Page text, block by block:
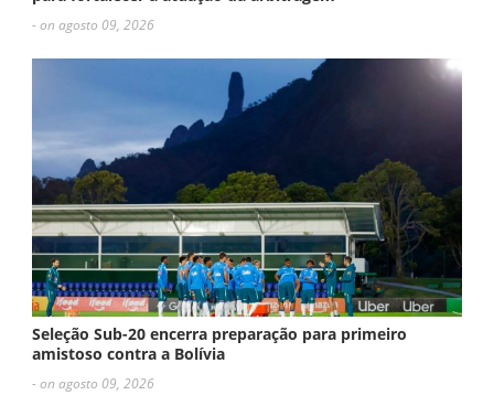
- on agosto 09, 2026
Seleção Sub-20 encerra preparação para primeiro
amistoso contra a Bolívia
- on agosto 09, 2026